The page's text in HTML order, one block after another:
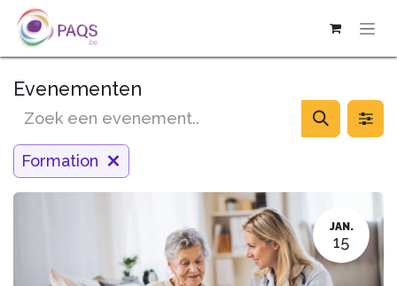
OVERSLAAN NAAR INHOUD
Evenementen
Formation
JAN.
15